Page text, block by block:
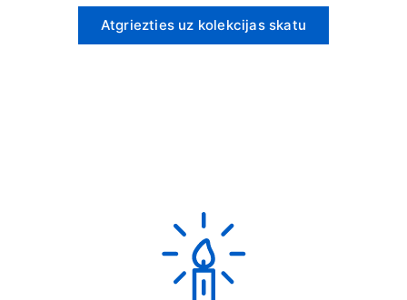
Atgriezties uz kolekcijas skatu